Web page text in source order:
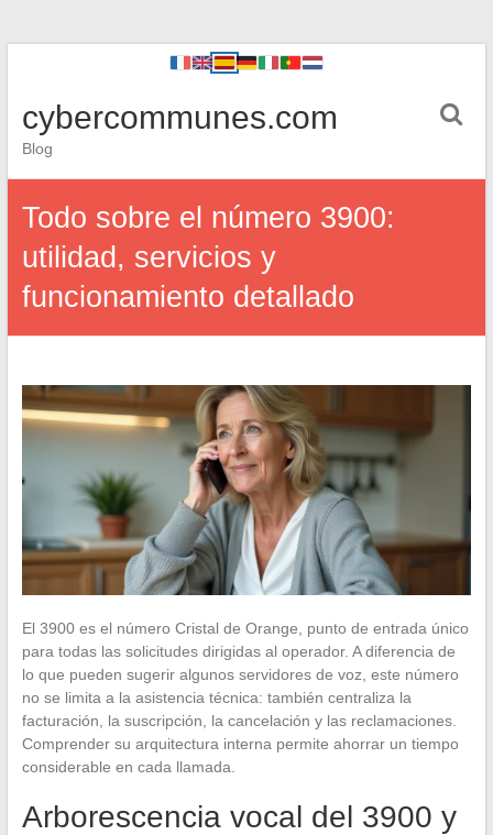
cybercommunes.com
Blog
Todo sobre el número 3900:
utilidad, servicios y
funcionamiento detallado
El 3900 es el número Cristal de Orange, punto de entrada único
para todas las solicitudes dirigidas al operador. A diferencia de
lo que pueden sugerir algunos servidores de voz, este número
no se limita a la asistencia técnica: también centraliza la
facturación, la suscripción, la cancelación y las reclamaciones.
Comprender su arquitectura interna permite ahorrar un tiempo
considerable en cada llamada.
Arborescencia vocal del 3900 y